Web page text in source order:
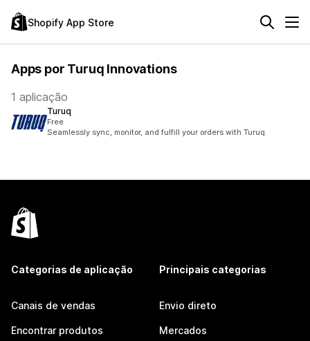
Shopify App Store
Apps por Turuq Innovations
1 aplicação
Turuq
Free
Seamlessly sync, monitor, and fulfill your orders with Turuq.
Categorias de aplicação
Canais de vendas
Encontrar produtos
Principais categorias
Envio direto
Mercados